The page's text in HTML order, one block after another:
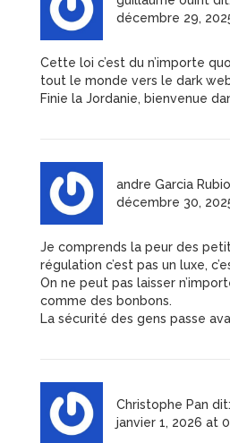
décembre 29,
Cette loi c’est du n’importe
tout le monde vers le dark
Finie la Jordanie, bienvenue
andre Garcia Rubio
décembre 30,
Je comprends la peur des
régulation c’est pas un luxe,
On ne peut pas laisser
comme des bonbons.
La sécurité des gens passe
Christophe Pan dit:
janvier 1, 2026 at